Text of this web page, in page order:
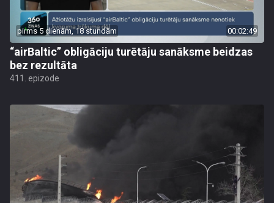
pirms 5 dienām, 18 stundām 00:02:49
“airBaltic” obligāciju turētāju sanāksme beidzas
bez rezultāta
411. epizode